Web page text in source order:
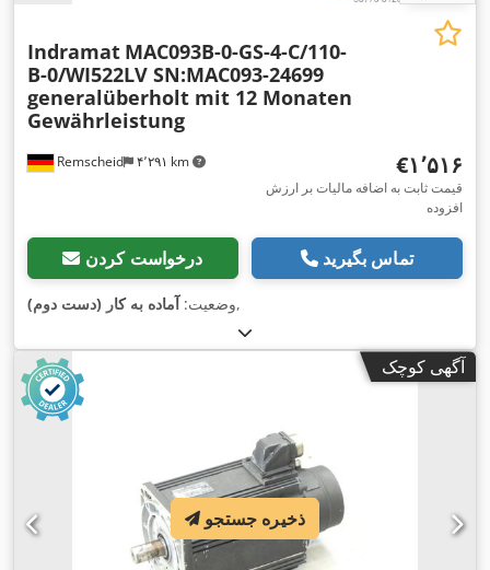
Remscheid ۴٬۲۹۱ km
Indramat MAC093B-0-GS-4-C/110-
B-0/WI522LV SN:MAC093-24699
generalüberholt mit 12 Monaten
Gewährleistung
‎€۱٬۵۱۶
قیمت ثابت به اضافه مالیات بر ارزش
افزوده
درخواست کردن تماس بگیرید
وضعیت: آماده به کار (دست دوم) ,
آگهی کوچک
ذخیره جستجو